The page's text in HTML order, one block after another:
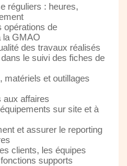
réguliers : heures,
opérations de
la GMAO
des travaux réalisés
le suivi des fiches de
matériels et outillages
aux affaires
sur site et à
et assurer le reporting
clients, les équipes
supports